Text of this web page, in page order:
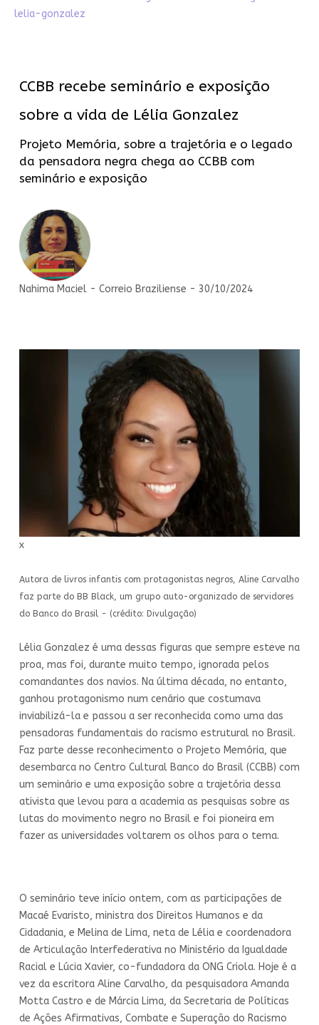
lelia-gonzalez
CCBB recebe seminário e exposição
sobre a vida de Lélia Gonzalez
Projeto Memória, sobre a trajetória e o legado
da pensadora negra chega ao CCBB com
seminário e exposição
Nahima Maciel - Correio Braziliense - 30/10/2024
x
Autora de livros infantis com protagonistas negros, Aline Carvalho
faz parte do BB Black, um grupo auto-organizado de servidores
do Banco do Brasil - (crédito: Divulgação)
Lélia Gonzalez é uma dessas figuras que sempre esteve na
proa, mas foi, durante muito tempo, ignorada pelos
comandantes dos navios. Na última década, no entanto,
ganhou protagonismo num cenário que costumava
inviabilizá-la e passou a ser reconhecida como uma das
pensadoras fundamentais do racismo estrutural no Brasil.
Faz parte desse reconhecimento o Projeto Memória, que
desembarca no Centro Cultural Banco do Brasil (CCBB) com
um seminário e uma exposição sobre a trajetória dessa
ativista que levou para a academia as pesquisas sobre as
lutas do movimento negro no Brasil e foi pioneira em
fazer as universidades voltarem os olhos para o tema.
O seminário teve início ontem, com as participações de
Macaé Evaristo, ministra dos Direitos Humanos e da
Cidadania, e Melina de Lima, neta de Lélia e coordenadora
de Articulação Interfederativa no Ministério da Igualdade
Racial e Lúcia Xavier, co-fundadora da ONG Criola. Hoje é a
vez da escritora Aline Carvalho, da pesquisadora Amanda
Motta Castro e de Márcia Lima, da Secretaria de Políticas
de Ações Afirmativas, Combate e Superação do Racismo